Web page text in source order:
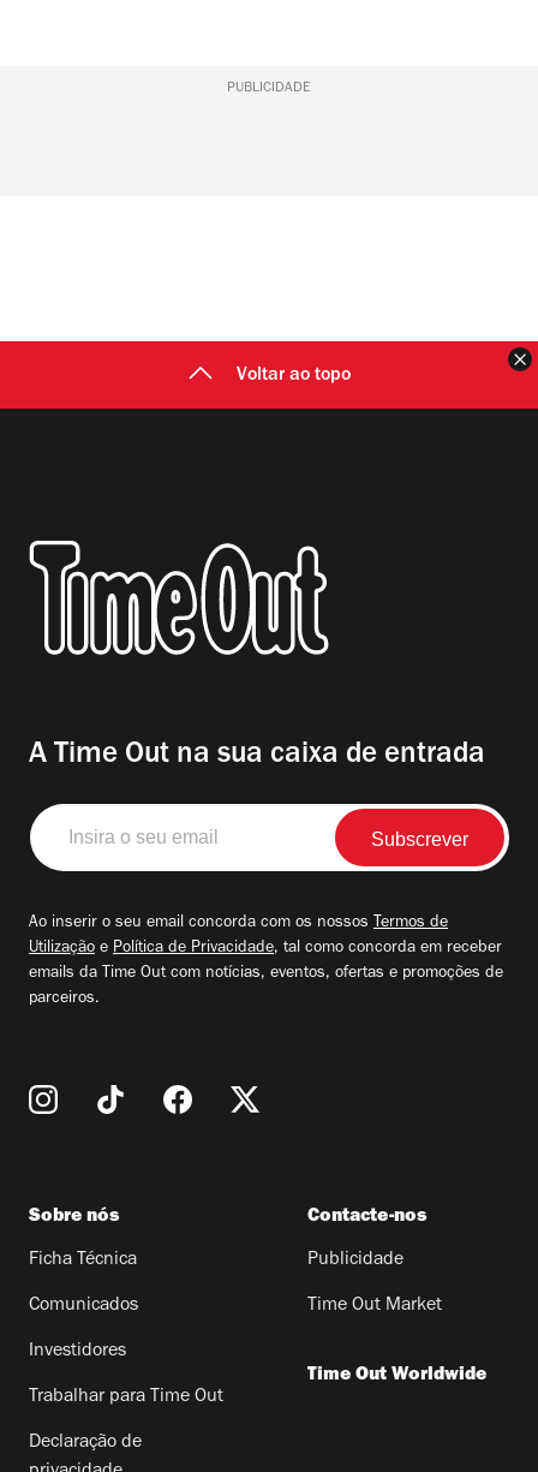
PUBLICIDADE
Voltar ao topo
A Time Out na sua caixa de entrada
Insira
o
seu
Ao inserir o seu email concorda com os nossos Termos de
Utilização e Política de Privacidade, tal como concorda em receber
emails da Time Out com notícias, eventos, ofertas e promoções de
parceiros.
Sobre nós
Ficha Técnica
Comunicados
Investidores
Trabalhar para Time Out
Declaração de
Contacte-nos
Publicidade
Time Out Market
Time Out Worldwide